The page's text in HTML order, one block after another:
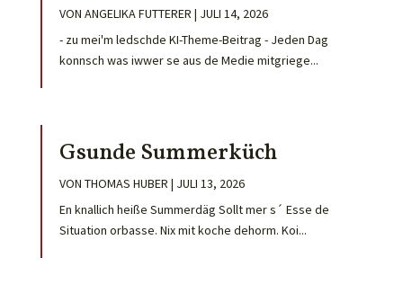
VON ANGELIKA FUTTERER | JULI 14, 2026
- zu mei'm ledschde KI-Theme-Beitrag - Jeden Dag
konnsch was iwwer se aus de Medie mitgriege...
Gsunde Summerküch
VON THOMAS HUBER | JULI 13, 2026
En knallich heiße Summerdäg Sollt mer s´ Esse de
Situation orbasse. Nix mit koche dehorm. Koi...